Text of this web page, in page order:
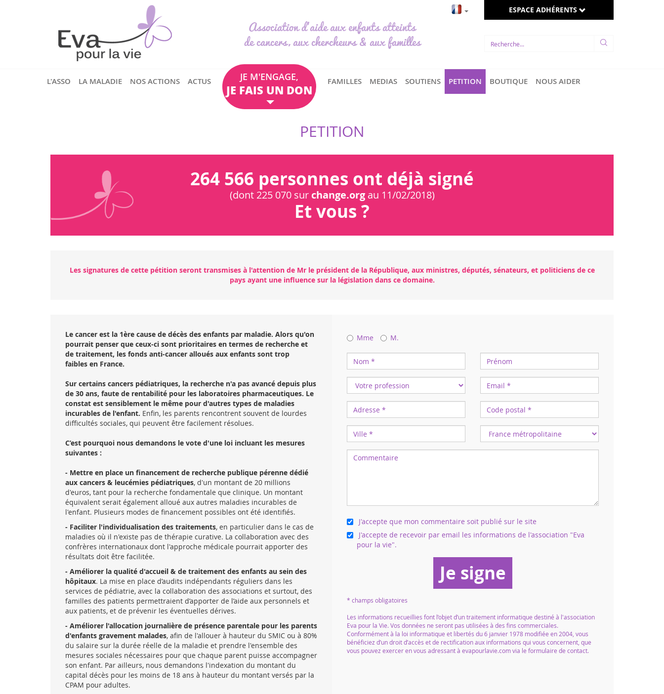
Association d'aide aux enfants atteints
de cancers, aux chercheurs & aux familles
ESPACE ADHÉRENTS
L'ASSO LA MALADIE NOS ACTIONS ACTUS JE M'ENGAGE,
JE FAIS UN DON
FAMILLES MEDIAS SOUTIENS PETITION BOUTIQUE NOUS AIDER
PETITION
264 566 personnes ont déjà signé
(dont 225 070 sur change.orgau 11/02/2018)
Et vous ?
Les signatures de cette pétition seront transmises à l'attention de Mr le président de la République, aux ministres, députés, sénateurs, et politiciens de ce
pays ayant une influence sur la législation dans ce domaine.
Le cancer est la 1ère cause de décès des enfants par maladie. Alors qu'on
pourrait penser que ceux-ci sont prioritaires en termes de recherche et
de traitement, les fonds anti-cancer alloués aux enfants sont trop
faibles en France.
Sur certains cancers pédiatriques, la recherche n'a pas avancé depuis plus
de 30 ans, faute de rentabilité pour les laboratoires pharmaceutiques. Le
constat est sensiblement le même pour d'autres types de maladies
incurables de l'enfant. Enfin, les parents rencontrent souvent de lourdes
difficultés sociales, qui peuvent être facilement résolues.
C’est pourquoi nous demandons le vote d'une loi incluant les mesures
suivantes :
- Mettre en place un financement de recherche publique pérenne dédié
aux cancers & leucémies pédiatriques, d'un montant de 20 millions
d'euros, tant pour la recherche fondamentale que clinique. Un montant
équivalent serait également alloué aux autres maladies incurables de
l'enfant. Plusieurs modes de financement possibles ont été identifiés.
- Faciliter l'individualisation des traitements, en particulier dans le cas de
maladies où il n'existe pas de thérapie curative. La collaboration avec des
confrères internationaux dont l'approche médicale pourrait apporter des
résultats doit être facilitée.
- Améliorer la qualité d'accueil & de traitement des enfants au sein des
hôpitaux. La mise en place d’audits indépendants réguliers dans les
services de pédiatrie, avec la collaboration des associations et surtout, des
familles des patients permettraient d’apporter de l’aide aux personnels et
aux patients, et de prévenir les éventuelles dérives.
- Améliorer l'allocation journalière de présence parentale pour les parents
d'enfants gravement malades, afin de l'allouer à hauteur du SMIC ou à 80%
du salaire sur la durée réelle de la maladie et prendre l'ensemble des
mesures sociales nécessaires pour que chaque parent puisse accompagner
son enfant. Par ailleurs, nous demandons l'indexation du montant du
capital décès pour les moins de 18 ans à hauteur du montant versés par la
CPAM pour adultes.
Mme M.
J'accepte que mon commentaire soit publié sur le site
J'accepte de recevoir par email les informations de l'association "Eva
pour la vie".
Je signe
* champs obligatoires
Les informations recueillies font l’objet d’un traitement informatique destiné à l'association
Eva pour la Vie. Vos données ne seront pas utilisées à des fins commerciales.
Conformément à la loi informatique et libertés du 6 janvier 1978 modifiée en 2004, vous
bénéficiez d’un droit d’accès et de rectification aux informations qui vous concernent, que
vous pouvez exercer en vous adressant à evapourlavie.com via le formulaire de contact.